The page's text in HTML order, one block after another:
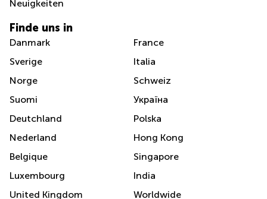
Neuigkeiten
Finde uns in
Danmark
Sverige
Norge
Suomi
Deutchland
Nederland
Belgique
Luxembourg
United Kingdom
France
Italia
Schweiz
Україна
Polska
Hong Kong
Singapore
India
Worldwide